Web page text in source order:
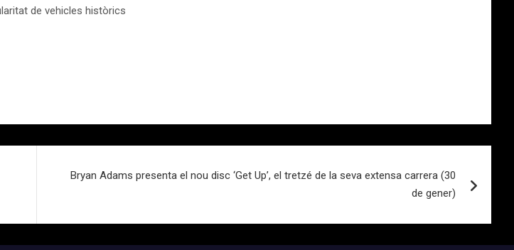
de vehicles històrics
Bryan Adams presenta el nou disc ‘Get Up’, el tretzé de la seva extensa carrera (30
de gener)